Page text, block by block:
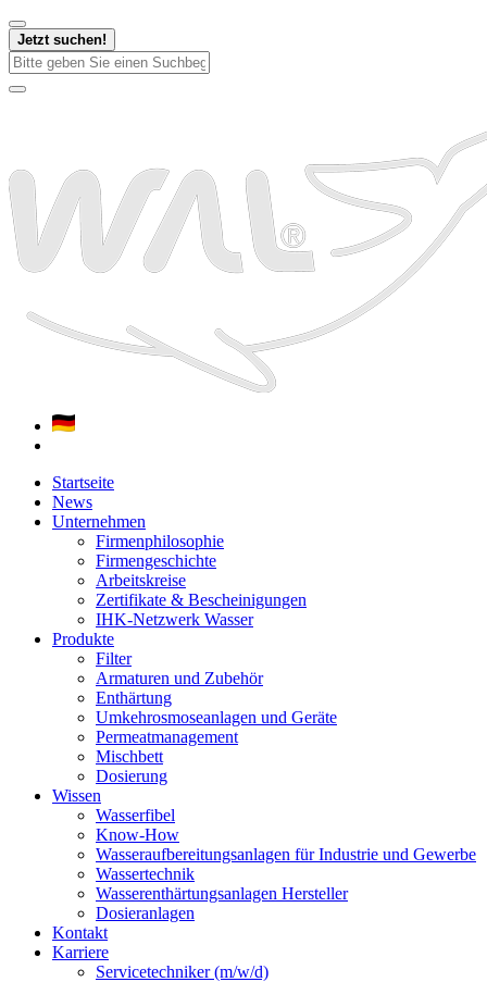
Jetzt suchen!
Startseite
News
Unternehmen
Firmenphilosophie
Firmengeschichte
Arbeitskreise
Zertifikate & Bescheinigungen
IHK-Netzwerk Wasser
Produkte
Filter
Armaturen und Zubehör
Enthärtung
Umkehrosmoseanlagen und Geräte
Permeatmanagement
Mischbett
Dosierung
Wissen
Wasserfibel
Know-How
Wasseraufbereitungsanlagen für Industrie und Gewerbe
Wassertechnik
Wasserenthärtungsanlagen Hersteller
Dosieranlagen
Kontakt
Karriere
Servicetechniker (m/w/d)